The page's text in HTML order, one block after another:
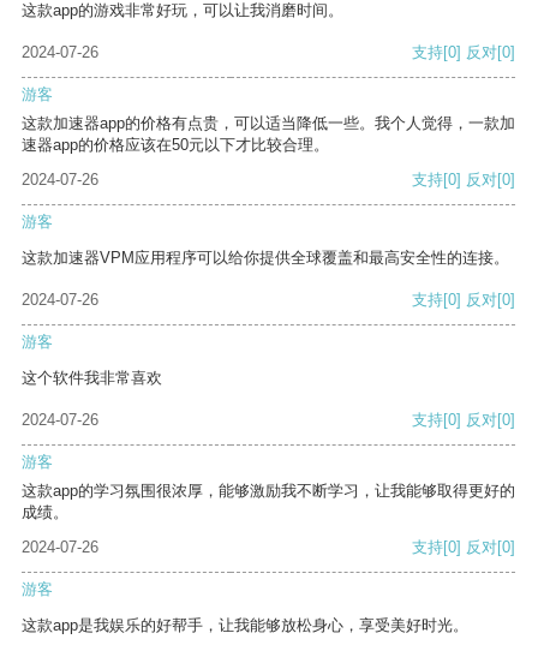
这款app的游戏非常好玩，可以让我消磨时间。
2024-07-26 支持[0] 反对[0]
游客
这款加速器app的价格有点贵，可以适当降低一些。我个人觉得，一款加
速器app的价格应该在50元以下才比较合理。
2024-07-26
支持[0] 反对[0]
游客
这款加速器VPM应用程序可以给你提供全球覆盖和最高安全性的连接。
2024-07-26 支持[0] 反对[0]
游客
这个软件我非常喜欢
2024-07-26 支持[0] 反对[0]
游客
这款app的学习氛围很浓厚，能够激励我不断学习，让我能够取得更好的
成绩。
2024-07-26
支持[0] 反对[0]
游客
这款app是我娱乐的好帮手，让我能够放松身心，享受美好时光。